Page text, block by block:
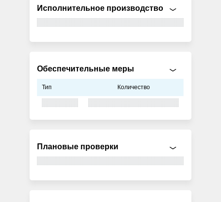
Исполнительное производство
Обеспечительные меры
Тип Количество
Плановые проверки